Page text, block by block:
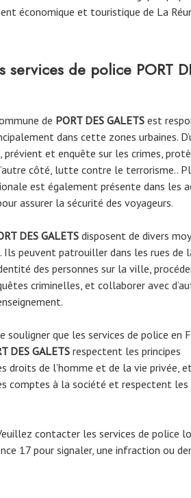
économique et touristique de La
services de police PORT
de PORT DES GALETS est
dans cette zones urbaines.
prévient et enquête sur les crimes,
côté, lutte contre le terrorisme..
est également présente dans les
assurer la sécurité des voyageurs.
DES GALETSdisposent de divers
Ils peuvent patrouiller dans les rues de
des personnes sur la ville,
criminelles, et collaborer avec
que les services de police en
DES GALETSrespectent les principes
droits de l’homme et de la vie privée,
comptes à la société et respectent les
contacter les services de police
17 pour signaler, une infraction ou